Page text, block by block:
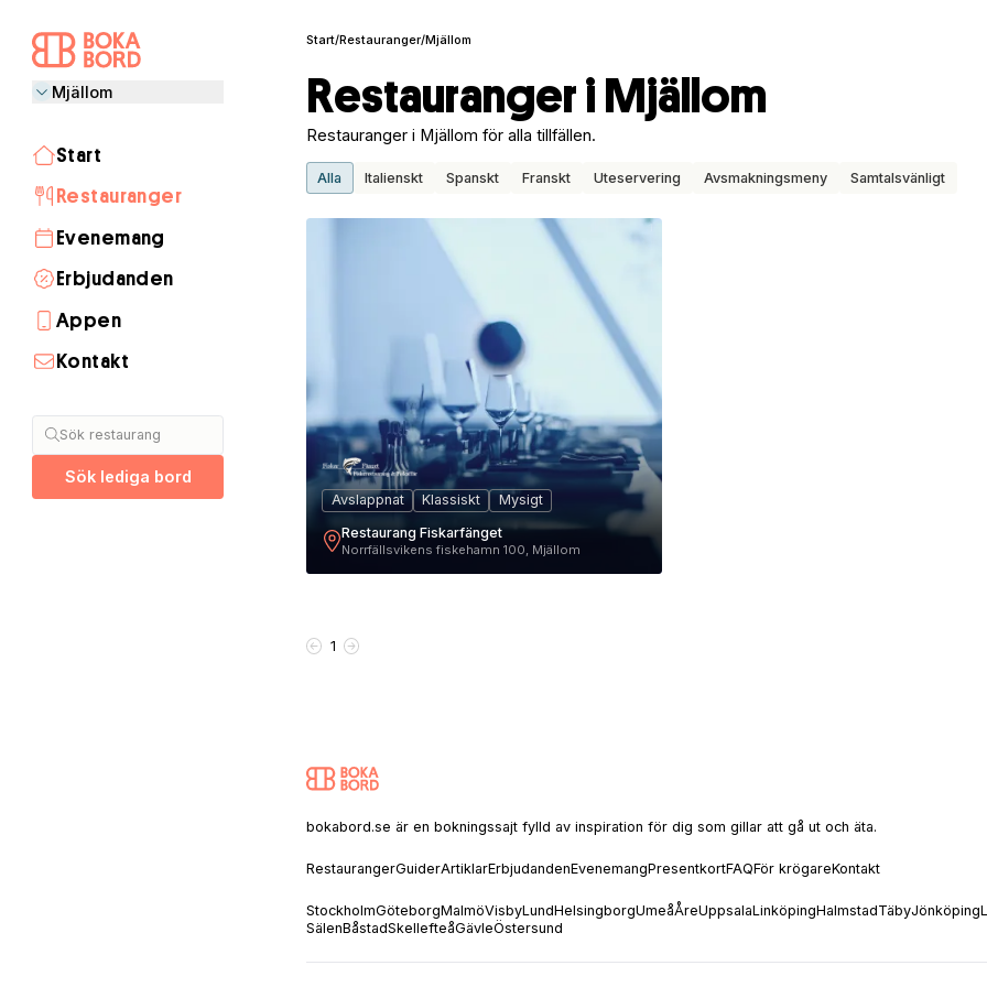
Mjällom
Start
Restauranger
Evenemang
Erbjudanden
Appen
Kontakt
Sök restaurang
Sök lediga bord
Start/Restauranger/Mjällom
Restauranger i Mjällom
Restauranger i Mjällom för alla tillfällen.
Alla Italienskt Spanskt Franskt Uteservering Avsmakningsmeny Samtalsvänligt
1
Avslappnat Klassiskt
Mysigt
Restaurang Fiskarfänget
Norrfällsvikens fiskehamn 100, Mjällom
1
bokabord.se är en bokningssajt fylld av inspiration för dig som gillar att gå ut och äta.
RestaurangerGuiderArtiklarErbjudandenEvenemangPresentkortFAQFör krögareKontakt
StockholmGöteborgMalmöVisbyLundHelsingborgUmeåÅreUppsalaLinköpingHalmstadTäbyJönköping
SälenBåstadSkellefteåGävleÖstersund